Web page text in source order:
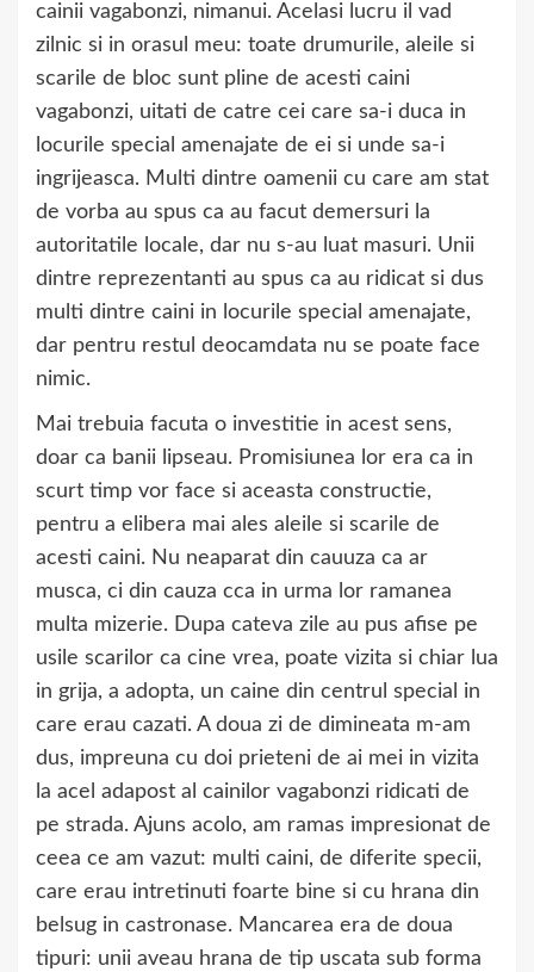
cainii vagabonzi, nimanui. Acelasi lucru il vad
zilnic si in orasul meu: toate drumurile, aleile si
scarile de bloc sunt pline de acesti caini
vagabonzi, uitati de catre cei care sa-i duca in
locurile special amenajate de ei si unde sa-i
ingrijeasca. Multi dintre oamenii cu care am stat
de vorba au spus ca au facut demersuri la
autoritatile locale, dar nu s-au luat masuri. Unii
dintre reprezentanti au spus ca au ridicat si dus
multi dintre caini in locurile special amenajate,
dar pentru restul deocamdata nu se poate face
nimic.
Mai trebuia facuta o investitie in acest sens,
doar ca banii lipseau. Promisiunea lor era ca in
scurt timp vor face si aceasta constructie,
pentru a elibera mai ales aleile si scarile de
acesti caini. Nu neaparat din cauuza ca ar
musca, ci din cauza cca in urma lor ramanea
multa mizerie. Dupa cateva zile au pus afise pe
usile scarilor ca cine vrea, poate vizita si chiar lua
in grija, a adopta, un caine din centrul special in
care erau cazati. A doua zi de dimineata m-am
dus, impreuna cu doi prieteni de ai mei in vizita
la acel adapost al cainilor vagabonzi ridicati de
pe strada. Ajuns acolo, am ramas impresionat de
ceea ce am vazut: multi caini, de diferite specii,
care erau intretinuti foarte bine si cu hrana din
belsug in castronase. Mancarea era de doua
tipuri: unii aveau hrana de tip uscata sub forma